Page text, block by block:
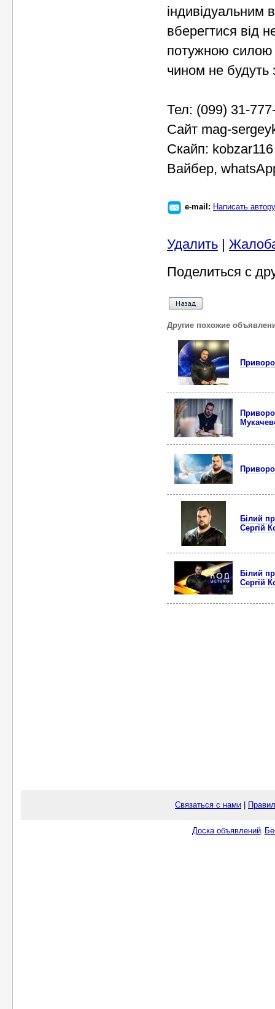
індивідуальним
вберегтися від
потужною силою
чином не будуть
Тел: (099) 31-
Сайт mag-
Скайп: kobzar116
Вайбер,
e-mail: Написать автору
Удалить |
Поделиться с
Другие похожие
Білий
Сергій
Білий
Сергій
Связаться с нами
Доска объявлений.